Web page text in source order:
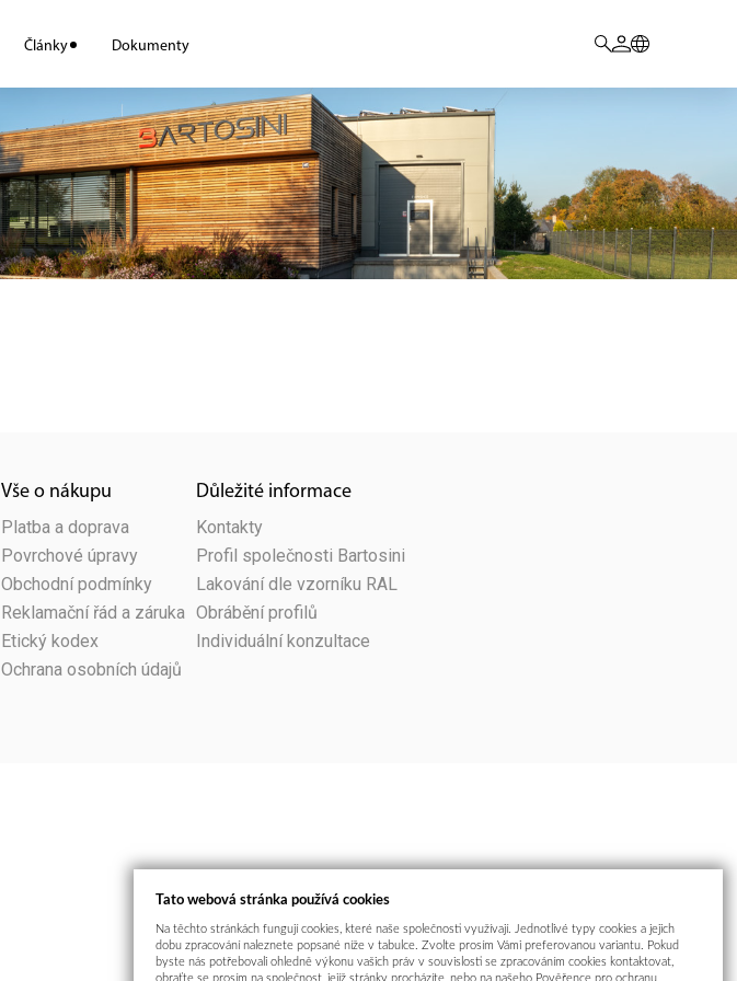
Články Dokumenty
Vše o nákupu
Platba a doprava
Povrchové úpravy
Obchodní podmínky
Reklamační řád a záruka
Etický kodex
Ochrana osobních údajů
Důležité informace
Kontakty
Profil společnosti Bartosini
Lakování dle vzorníku RAL
Obrábění profilů
Individuální konzultace
Tato webová stránka používá cookies
Na těchto stránkách fungují cookies, které naše společnosti využívají. Jednotlivé typy cookies a jejich
dobu zpracování naleznete popsané níže v tabulce. Zvolte prosím Vámi preferovanou variantu. Pokud
byste nás potřebovali ohledně výkonu vašich práv v souvislosti se zpracováním cookies kontaktovat,
obraťte se prosím na společnost, jejíž stránky procházíte, nebo na našeho Pověřence pro ochranu